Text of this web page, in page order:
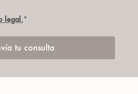
legal.*
tu consulta